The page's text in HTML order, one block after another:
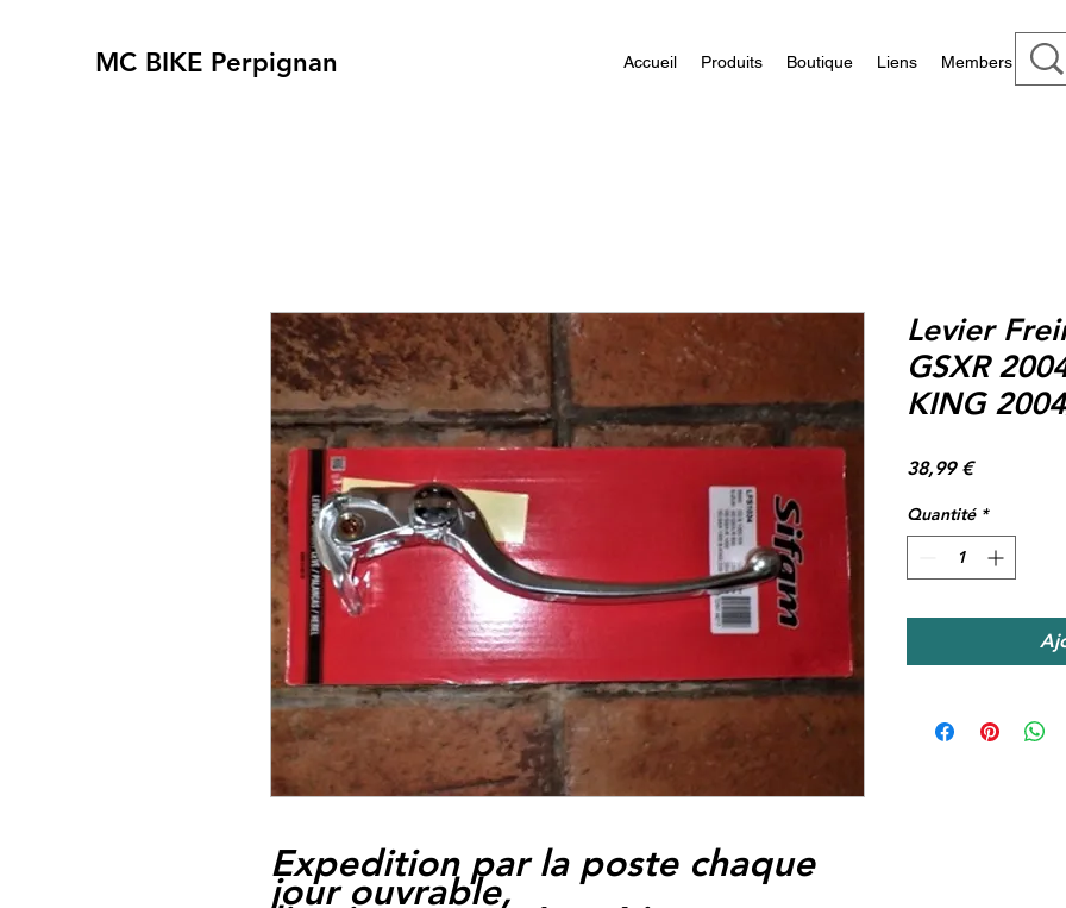
MC BIKE Perpignan Accueil Produits Boutique Liens Members
Expedition par la poste chaque
jour ouvrable,
Levier
GSXR
KING
38,99 €Prix
Quantité *